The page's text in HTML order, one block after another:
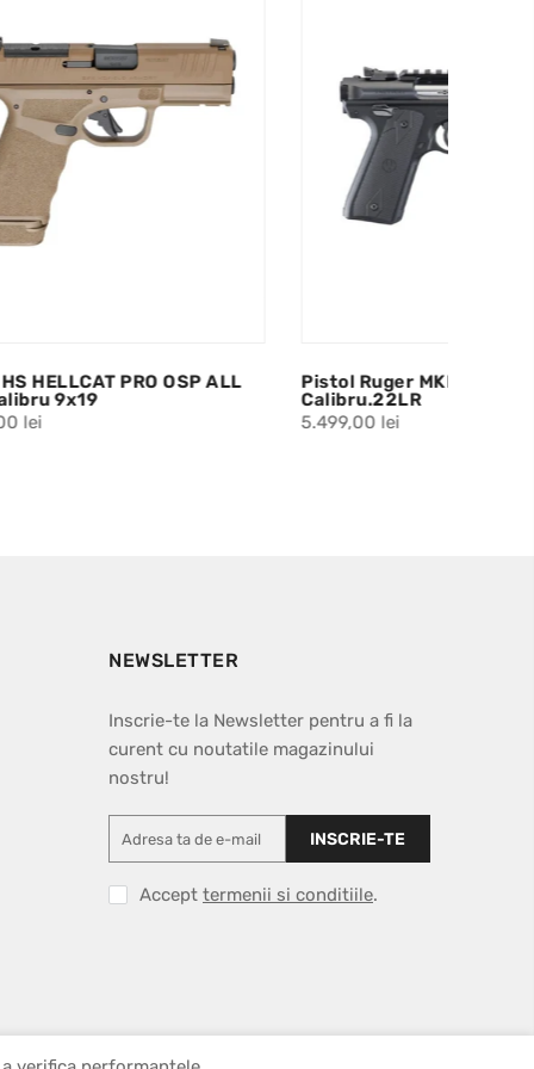
ALL
Pistol Ruger MKIV Tactical 22-45
NEWSLETTER
Inscrie-te la Newsletter pentru a fi la
curent cu noutatile magazinului
nostru!
INSCRIE-TE
Accept termenii si conditiile.